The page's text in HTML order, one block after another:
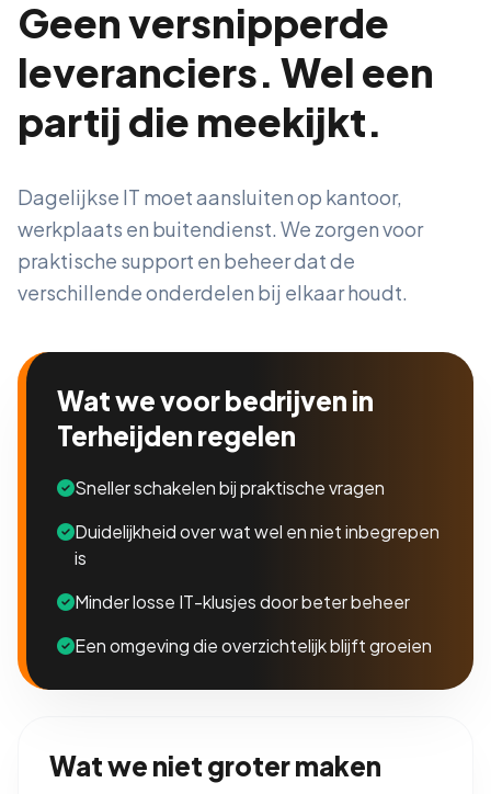
Geen versnipperde
leveranciers. Wel een
partij die meekijkt.
Dagelijkse IT moet aansluiten op kantoor,
werkplaats en buitendienst. We zorgen voor
praktische support en beheer dat de
verschillende onderdelen bij elkaar houdt.
Wat we voor bedrijven in
Terheijden regelen
Sneller schakelen bij praktische vragen
Duidelijkheid over wat wel en niet inbegrepen
is
Minder losse IT-klusjes door beter beheer
Een omgeving die overzichtelijk blijft groeien
Wat we niet groter maken